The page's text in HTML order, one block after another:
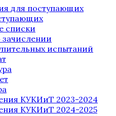
для поступающих
списки
зачислении
испытаний
КУКИиТ 2023-2024
КУКИиТ 2024-2025